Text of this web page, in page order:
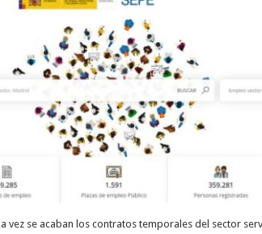
vez se acaban los contratos temporales del sector